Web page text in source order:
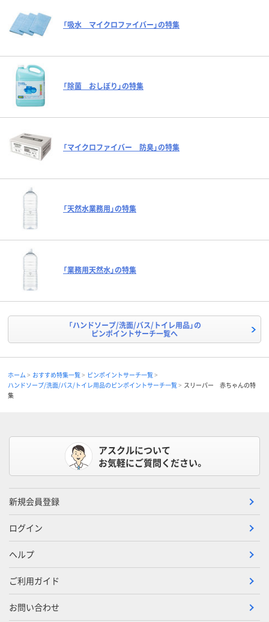
「吸水 マイクロファイバー」の特集
「除菌 おしぼり」の特集
「マイクロファイバー 防臭」の特集
「天然水業務用」の特集
「業務用天然水」の特集
「ハンドソープ/洗面/バス/トイレ用品」の
ピンポイントサーチ一覧へ
ホーム おすすめ特集一覧
ピンポイントサーチ一覧
ハンドソープ/洗面/バス/トイレ用品のピンポイントサーチ一覧
スリーパー 赤ちゃんの特
集
アスクルについて
お気軽にご質問ください。
新規会員登録
ログイン
ヘルプ
ご利用ガイド
お問い合わせ